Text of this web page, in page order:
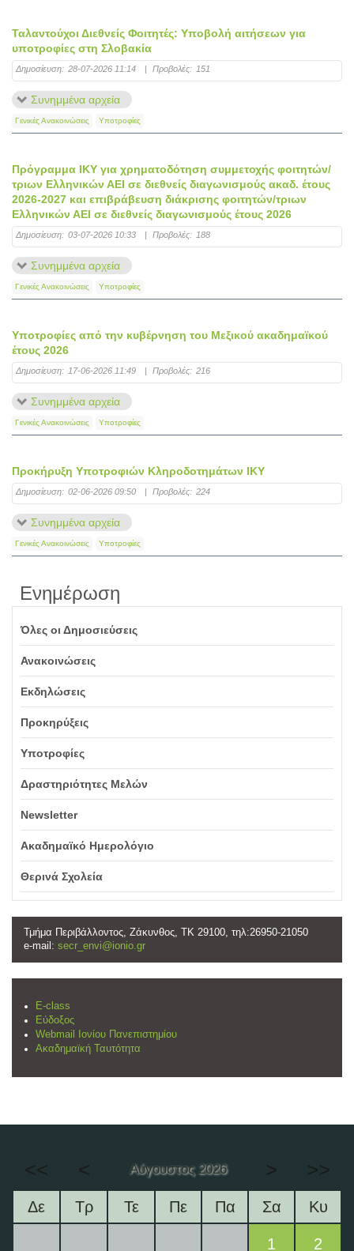
Ταλαντούχοι Διεθνείς Φοιτητές: Υποβολή αιτήσεων για
υποτροφίες στη Σλοβακία
Δημοσίευση: 28-07-2026 11:14 | Προβολές: 151
Συνημμένα αρχεία
Γενικές Ανακοινώσεις Υποτροφίες
Πρόγραμμα ΙΚΥ για χρηματοδότηση συμμετοχής φοιτητών/
τριων Ελληνικών ΑΕΙ σε διεθνείς διαγωνισμούς ακαδ. έτους
2026-2027 και επιβράβευση διάκρισης φοιτητών/τριων
Ελληνικών ΑΕΙ σε διεθνείς διαγωνισμούς έτους 2026
Δημοσίευση: 03-07-2026 10:33 | Προβολές: 188
Συνημμένα αρχεία
Γενικές Ανακοινώσεις Υποτροφίες
Υποτροφίες από την κυβέρνηση του Μεξικού ακαδημαϊκού
έτους 2026
Δημοσίευση: 17-06-2026 11:49 | Προβολές: 216
Συνημμένα αρχεία
Γενικές Ανακοινώσεις Υποτροφίες
Προκήρυξη Υποτροφιών Κληροδοτημάτων ΙΚΥ
Δημοσίευση: 02-06-2026 09:50 | Προβολές: 224
Συνημμένα αρχεία
Γενικές Ανακοινώσεις Υποτροφίες
Ενημέρωση
Όλες οι Δημοσιεύσεις
Ανακοινώσεις
Εκδηλώσεις
Προκηρύξεις
Υποτροφίες
Δραστηριότητες Μελών
Newsletter
Ακαδημαϊκό Ημερολόγιο
Θερινά Σχολεία
Τμήμα Περιβάλλοντος, Ζάκυνθος, ΤΚ 29100, τηλ:26950-21050
e-mail: secr_envi@ionio.gr
E-class
Εύδοξος
Webmail Ιονίου Πανεπιστημίου
Ακαδημαϊκή Ταυτότητα
<< < Αύγουστος 2026 > >>
Δε Τρ Τε Πε Πα Σα Κυ
1 2